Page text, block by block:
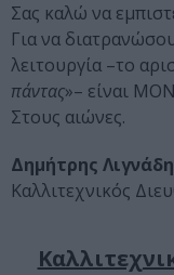
Σας καλώ να
Για να
λειτουργία –το
πάντας»– είναι
Στους αιώνες.
Δημήτρης
Καλλιτεχνικός